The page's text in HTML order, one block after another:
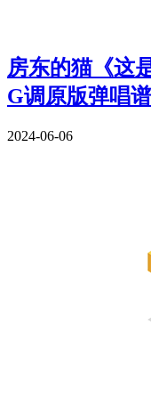
房东的猫《这
G调原版弹唱谱
2024-06-06